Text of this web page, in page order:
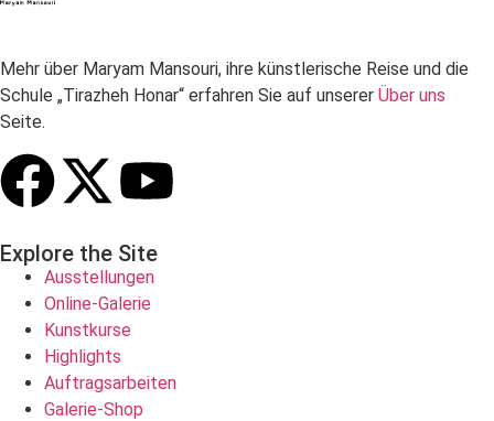
Mehr über Maryam Mansouri, ihre künstlerische Reise und die
Schule „Tirazheh Honar“ erfahren Sie auf unserer Über uns
Seite.
Explore the Site
Ausstellungen
Online-Galerie
Kunstkurse
Highlights
Auftragsarbeiten
Galerie-Shop